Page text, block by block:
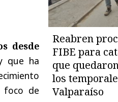
desde
que ha
foco de
Reabren
FIBE para
que
los
Valparaíso